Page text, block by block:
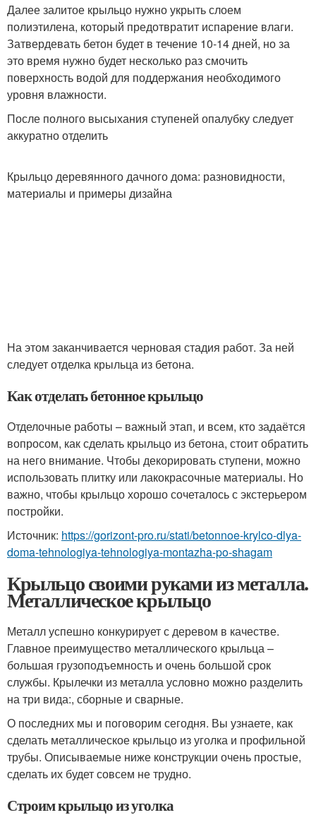
Далее залитое крыльцо нужно укрыть слоем
полиэтилена, который предотвратит испарение влаги.
Затвердевать бетон будет в течение 10-14 дней, но за
это время нужно будет несколько раз смочить
поверхность водой для поддержания необходимого
уровня влажности.
После полного высыхания ступеней опалубку следует
аккуратно отделить
Крыльцо деревянного дачного дома: разновидности,
материалы и примеры дизайна
На этом заканчивается черновая стадия работ. За ней
следует отделка крыльца из бетона.
Как отделать бетонное крыльцо
Отделочные работы – важный этап, и всем, кто задаётся
вопросом, как сделать крыльцо из бетона, стоит обратить
на него внимание. Чтобы декорировать ступени, можно
использовать плитку или лакокрасочные материалы. Но
важно, чтобы крыльцо хорошо сочеталось с экстерьером
постройки.
Источник: https://gorizont-pro.ru/stati/betonnoe-krylco-dlya-
doma-tehnologiya-tehnologiya-montazha-po-shagam
Крыльцо своими руками из металла.
Металлическое крыльцо
Металл успешно конкурирует с деревом в качестве.
Главное преимущество металлического крыльца –
большая грузоподъемность и очень большой срок
службы. Крылечки из металла условно можно разделить
на три вида:, сборные и сварные.
О последних мы и поговорим сегодня. Вы узнаете, как
сделать металлическое крыльцо из уголка и профильной
трубы. Описываемые ниже конструкции очень простые,
сделать их будет совсем не трудно.
Строим крыльцо из уголка